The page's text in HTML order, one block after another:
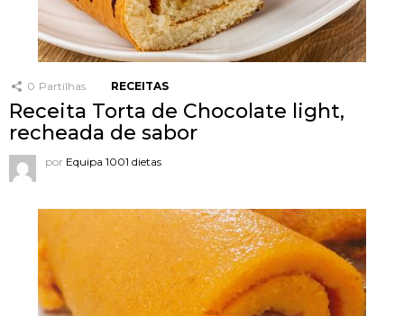
0 Partilhas RECEITAS
Receita Torta de Chocolate light,
recheada de sabor
por Equipa 1001 dietas